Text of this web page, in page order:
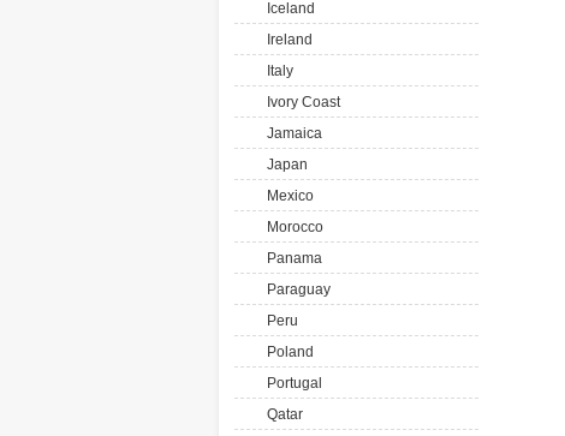
Iceland
Ireland
Italy
Ivory Coast
Jamaica
Japan
Mexico
Morocco
Panama
Paraguay
Peru
Poland
Portugal
Qatar